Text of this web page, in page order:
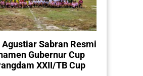
Sabran Resmi
Gubernur Cup
XXII/TB Cup